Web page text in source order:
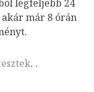
legfeljebb 24
már 8 órán
. .